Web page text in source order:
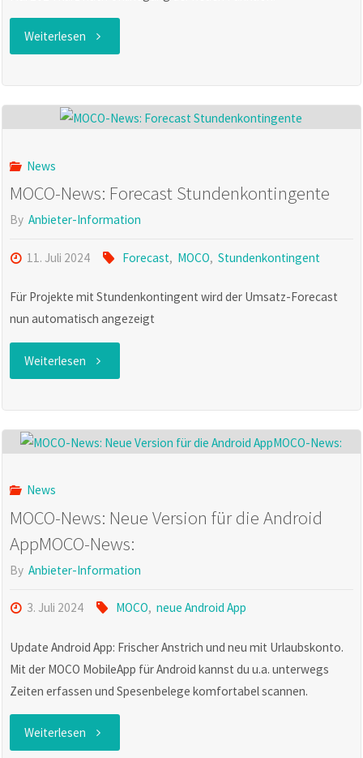
Weiterlesen "MOCO:
Inkasso"
News
MOCO-News: Forecast Stundenkontingente
By Anbieter-Information
11. Juli 2024 Forecast, MOCO, Stundenkontingent
Für Projekte mit Stundenkontingent wird der Umsatz-Forecast
nun automatisch angezeigt
Weiterlesen "MOCO-
Forecast
News
MOCO-News: Neue Version für die Android
AppMOCO-News:
By Anbieter-Information
3. Juli 2024 MOCO, neue Android App
Update Android App: Frischer Anstrich und neu mit Urlaubskonto.
Mit der MOCO MobileApp für Android kannst du u.a. unterwegs
Zeiten erfassen und Spesenbelege komfortabel scannen.
Weiterlesen "MOCO-